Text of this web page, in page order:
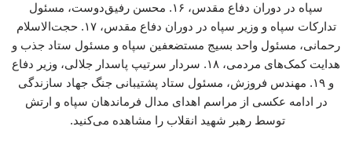
سپاه در دوران دفاع مقدس، ۱۶. محسن رفیق‌دوست، مسئول
تدارکات سپاه و وزیر سپاه در دوران دفاع مقدس، ۱۷. حجت‌الاسلام
رحمانی، مسئول واحد بسیج مستضعفین سپاه و مسئول ستاد جذب و
هدایت کمک‌های مردمی، ۱۸. سردار سرتیپ پاسدار جلالی، وزیر دفاع
و ۱۹. مهندس فروزش، مسئول ستاد پشتیبانی جنگ جهاد سازندگی
در ادامه عکسی از مراسم اهدای مدال فرماندهان سپاه و ارتش
توسط رهبر شهید انقلاب را مشاهده می‌کنید.